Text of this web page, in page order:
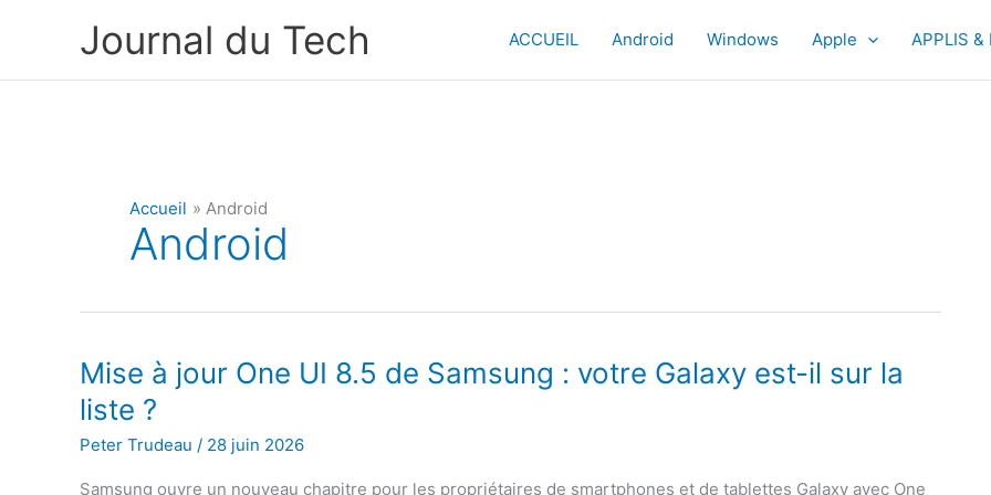
Journal du Tech ACCUEIL Android Windows Apple APPLIS &
Accueil Android
Android
Mise à jour One UI 8.5 de Samsung : votre Galaxy est-il sur la
liste ?
Peter Trudeau / 28 juin 2026
Samsung ouvre un nouveau chapitre pour les propriétaires de smartphones et de tablettes Galaxy avec One